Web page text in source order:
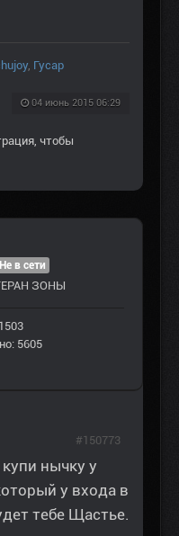
, Гусар
04 июнь 2015 06:29
, чтобы
Не в сети
ЗOНЫ
5605
купи нычку у
у входа в
тебе Щастье.
#150773